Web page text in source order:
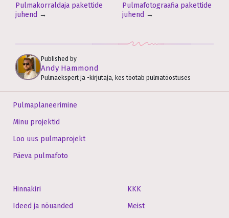
Pulmakorraldaja pakettide
juhend →
Pulmafotograafia pakettide
juhend →
Published by
Andy Hammond
Pulmaekspert ja -kirjutaja, kes töötab pulmatööstuses
Pulmaplaneerimine
Minu projektid
Loo uus pulmaprojekt
Päeva pulmafoto
Hinnakiri
Ideed ja nõuanded
KKK
Meist